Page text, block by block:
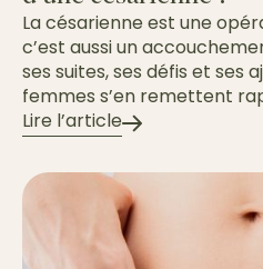
La césarienne est une
c’est aussi un
ses suites, ses défis et ses
femmes s’en remettent
Lire l’article